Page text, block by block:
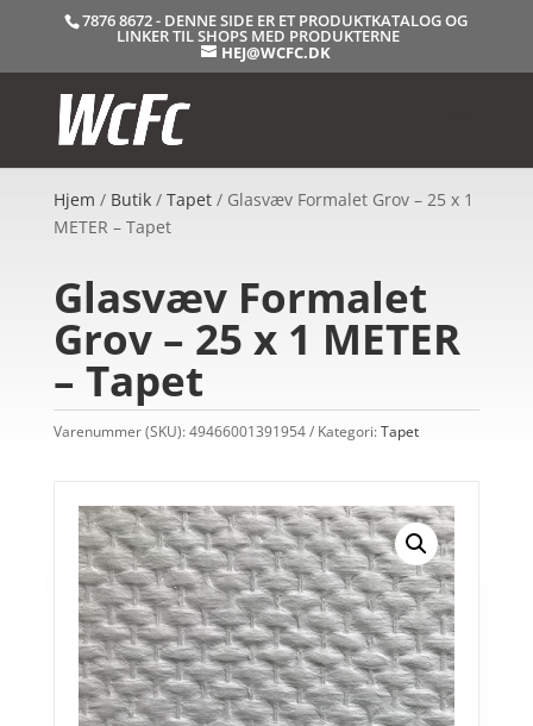
7876 8672 - DENNE SIDE ER ET PRODUKTKATALOG OG
LINKER TIL SHOPS MED PRODUKTERNE
HEJ@WCFC.DK
Hjem / Butik/ Tapet/ Glasvæv Formalet Grov – 25 x 1
METER – Tapet
Glasvæv Formalet
Grov – 25 x 1 METER
– Tapet
Varenummer (SKU):49466001391954 Kategori:Tapet